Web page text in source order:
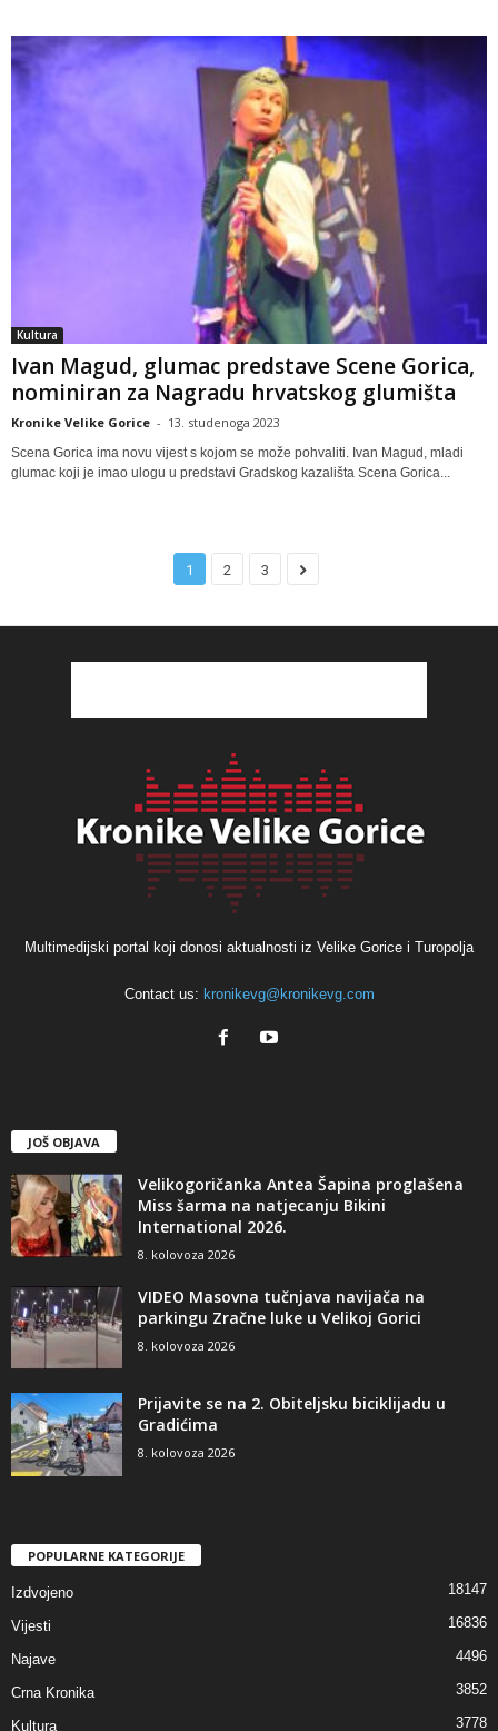
Kultura
Ivan Magud, glumac predstave Scene Gorica,
nominiran za Nagradu hrvatskog glumišta
Kronike Velike Gorice - 13. studenoga 2023
Scena Gorica ima novu vijest s kojom se može pohvaliti. Ivan Magud, mladi
glumac koji je imao ulogu u predstavi Gradskog kazališta Scena Gorica...
1 2 3
Multimedijski portal koji donosi aktualnosti iz Velike Gorice i Turopolja
Contact us: kronikevg@kronikevg.com
JOŠ OBJAVA
Velikogoričanka Antea Šapina proglašena
Miss šarma na natjecanju Bikini
International 2026.
8. kolovoza 2026
VIDEO Masovna tučnjava navijača na
parkingu Zračne luke u Velikoj Gorici
8. kolovoza 2026
Prijavite se na 2. Obiteljsku biciklijadu u
Gradićima
8. kolovoza 2026
POPULARNE KATEGORIJE
Izdvojeno 18147
Vijesti 16836
Najave 4496
Crna Kronika 3852
Kultura 3778